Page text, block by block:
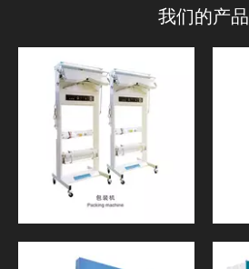
我们的产品